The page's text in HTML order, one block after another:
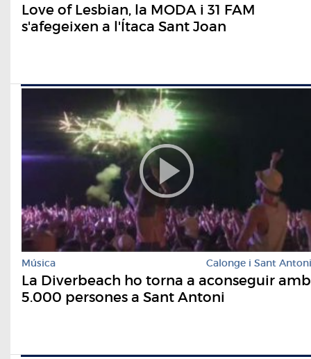
Love of Lesbian, la MODA i 31 FAM
s'afegeixen a l'Ítaca Sant Joan
Música Calonge i Sant Antoni
La Diverbeach ho torna a aconseguir amb
5.000 persones a Sant Antoni